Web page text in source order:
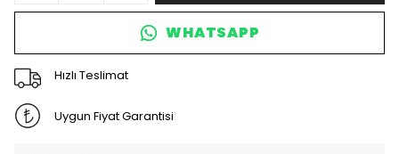
WHATSAPP
Hızlı Teslimat
Uygun Fiyat Garantisi